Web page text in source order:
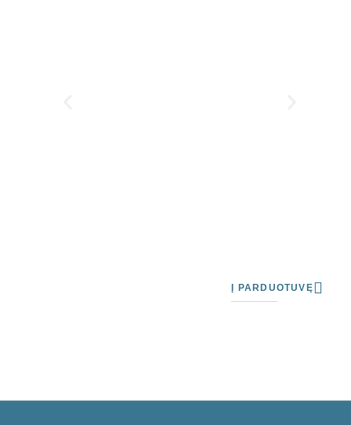
Į PARDUOTUVĘ